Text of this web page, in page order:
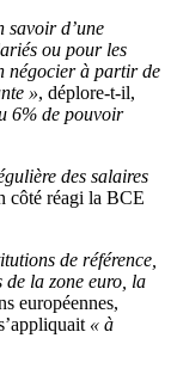
savoir d’une
ou pour les
négocier à partir de
», déplore-t-il,
6% de pouvoir
des salaires
côté réagi la BCE
de référence,
de la zone euro, la
européennes,
« à